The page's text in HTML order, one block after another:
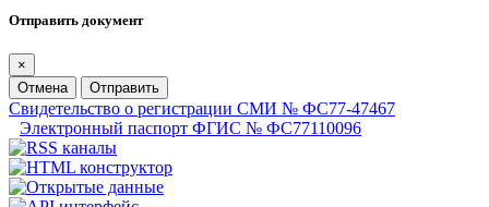
Отправить документ
×
Отмена
Отправить
Свидетельство о регистрации СМИ № ФС77-47467
Электронный паспорт ФГИС № ФС77110096